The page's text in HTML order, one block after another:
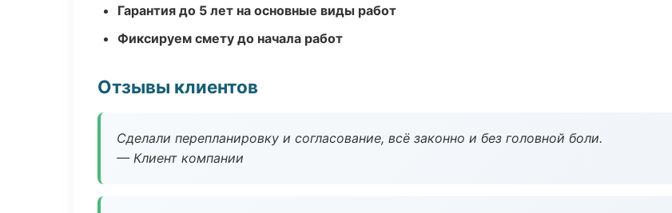
Гарантия до 5 лет на основные виды работ
Фиксируем смету до начала работ
Отзывы клиентов
Сделали перепланировку и согласование, всё законно и без головной боли.
— Клиент компании